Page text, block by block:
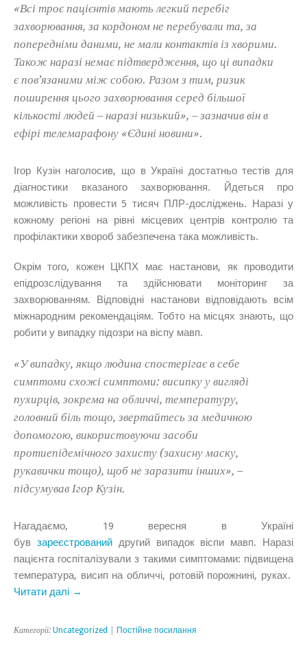
«Всі троє пацієнтів мають легкий перебіг
захворювання, за кордоном не перебували та, за
попередніми даними, не мали контактів із хворими.
Також наразі немає підтвердження, що ці випадки
є пов’язаними між собою. Разом з тим, ризик
поширення цього захворювання серед більшої
кількості людей – наразі низький», – зазначив він в
ефірі телемарафону «Єдині новини».
Ігор Кузін наголосив, що в Україні достатньо тестів для
діагностики вказаного захворювання. Йдеться про
можливість провести 5 тисяч ПЛР-досліджень. Наразі у
кожному регіоні на рівні місцевих центрів контролю та
профілактики хвороб забезпечена така можливість.
Окрім того, кожен ЦКПХ має настанови, як проводити
епідрозслідування та здійснювати моніторинг за
захворюванням. Відповідні настанови відповідають всім
міжнародним рекомендаціям. Тобто на місцях знають, що
робити у випадку підозри на віспу мавп.
«У випадку, якщо людина спостерігає в себе
симптоми схожі симптоми: висипку у вигляді
пухирців, зокрема на обличчі, температуру,
головний біль тощо, звертайтесь за медичною
допомогою, використовуючи засоби
протиепідемічного захисту (захисну маску,
рукавички тощо), щоб не заразити інших», –
підсумував Ігор Кузін.
Нагадаємо, 19 вересня в Україні
був зареєстрованийдругий випадок віспи мавп. Наразі
пацієнта госпіталізували з такими симптомами: підвищена
температура, висип на обличчі, ротовій порожнині, руках.
Читати далі →
Категорії: Uncategorized Постійне посилання